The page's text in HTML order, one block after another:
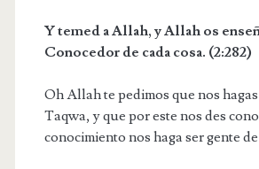
Y temed a Allah, y Allah os
Conocedor de cada cosa. (2:282)
Oh Allah te pedimos que nos
Taqwa, y que por este nos des
conocimiento nos haga ser gente